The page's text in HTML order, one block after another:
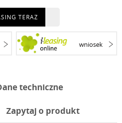
TERAZ
wniosek
techniczne
Zapytaj o produkt